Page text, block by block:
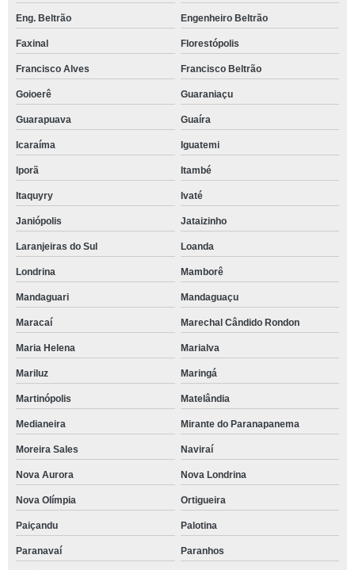
Eng. Beltrão Engenheiro Beltrão
Faxinal Florestópolis
Francisco Alves Francisco Beltrão
Goioerê Guaraniaçu
Guarapuava Guaíra
Icaraíma Iguatemi
Iporã Itambé
Itaquyry Ivaté
Janiópolis Jataizinho
Laranjeiras do Sul Loanda
Londrina Mamborê
Mandaguari Mandaguaçu
Maracaí Marechal Cândido Rondon
Maria Helena Marialva
Mariluz Maringá
Martinópolis Matelândia
Medianeira Mirante do Paranapanema
Moreira Sales Naviraí
Nova Aurora Nova Londrina
Nova Olímpia Ortigueira
Paiçandu Palotina
Paranavaí Paranhos